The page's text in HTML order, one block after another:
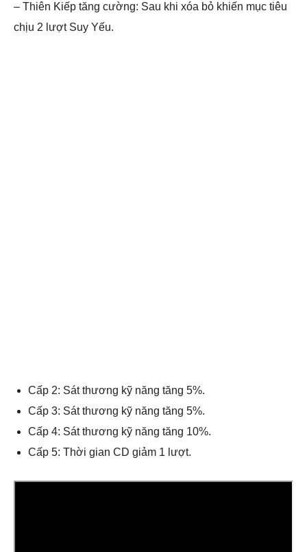
– Thiên Kiếp tăng cường: Sau khi xóa bỏ khiến mục tiêu
chịu 2 lượt Suy Yếu.
Cấp 2: Sát thương kỹ năng tăng 5%.
Cấp 3: Sát thương kỹ năng tăng 5%.
Cấp 4: Sát thương kỹ năng tăng 10%.
Cấp 5: Thời gian CD giảm 1 lượt.